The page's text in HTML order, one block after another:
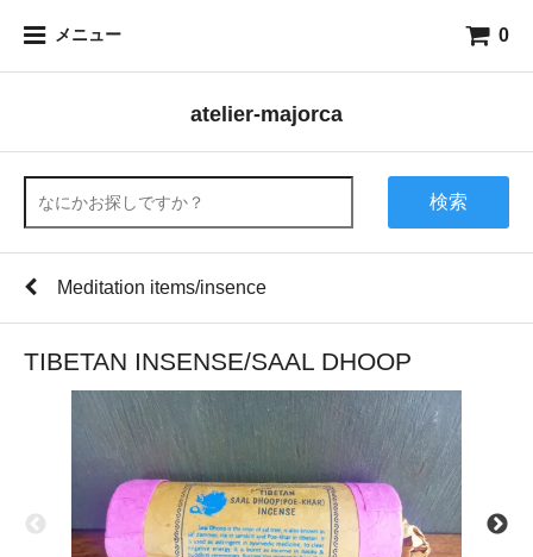
メニュー 0
atelier-majorca
検索
Meditation items/insence
TIBETAN INSENSE/SAAL DHOOP